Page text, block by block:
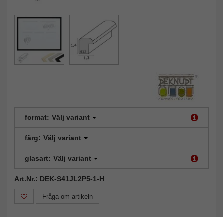
format: Välj variant
färg: Välj variant
glasart: Välj variant
Art.Nr.: DEK-S41JL2P5-1-H
Fråga om artikeln